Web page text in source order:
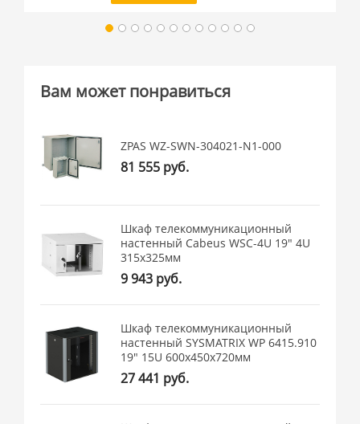
Вам может понравиться
ZPAS WZ-SWN-304021-N1-000
81 555 руб.
Шкаф телекоммуникационный
настенный Cabeus WSC-4U 19" 4U
315x325мм
9 943 руб.
Шкаф телекоммуникационный
настенный SYSMATRIX WP 6415.910
19" 15U 600x450x720мм
27 441 руб.